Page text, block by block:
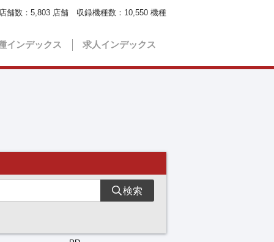
インデックス 求人インデックス
舗数： 5,803 店舗 収録機種数： 10,550 機種
検索